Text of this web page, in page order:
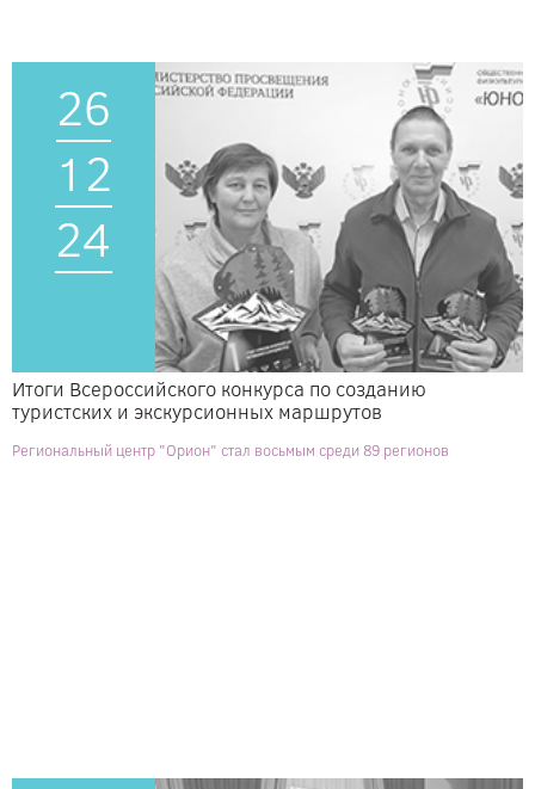
26
12
24
Итоги Всероссийского конкурса по созданию
туристских и экскурсионных маршрутов
Региональный центр "Орион" стал восьмым среди 89 регионов